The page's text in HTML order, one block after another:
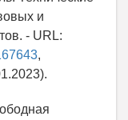
и
- URL:
,